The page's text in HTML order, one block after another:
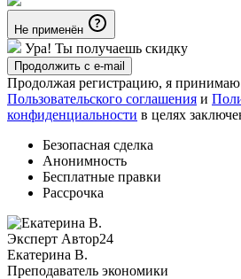
Не применён
Ура! Ты получаешь скидку
Продолжить с e-mail
Продолжая регистрацию, я принимаю
Пользовательского соглашения и
конфиденциальности в целях
Безопасная сделка
Анонимность
Бесплатные правки
Рассрочка
Эксперт Автор24
Екатерина B.
Преподаватель экономики